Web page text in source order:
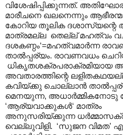
വിശേഷിപ്പിക്കുന്നത്.
മാരീചനെ ഖലനെന്നും
കോറിയ തൂലിക
മാത്രമല്ല തെല്ല് മഹത്വം
ദശകണ്ഠം‘=മഹത്വമാർന്ന
താൽ‌പ്പര്യം. രാവണവധം
ധികൃതശക്രപരാക്രമിയായ
അവതാരത്തിന്റെ
കവിയ്ക്കു ചൊല്ലാൻ
മെനയുന്ന, അധാർമ്മികനോടു
‘ആര്യവാക്കുകൾ‘ മാത്രം
അനുസരിയ്ക്കുന്ന
വെല്ലുവിളി. ‘സുജന വിമത’